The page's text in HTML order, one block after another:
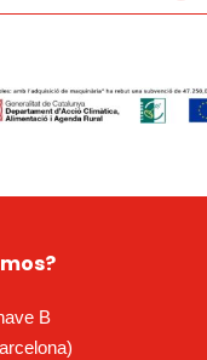
B